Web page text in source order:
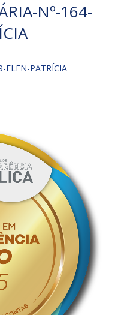
Nº-164-
ELEN-PATRÍCIA